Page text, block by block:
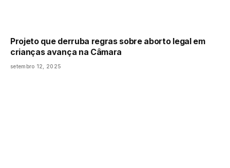
Projeto que derruba regras sobre aborto legal em
crianças avança na Câmara
setembro 12, 2025